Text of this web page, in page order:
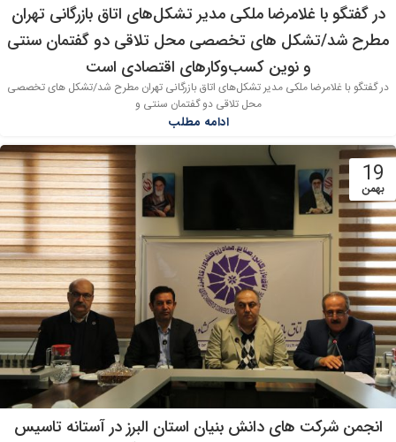
در گفتگو با غلامرضا ملکی مدیر تشکل‌های اتاق بازرگانی تهران
مطرح شد/تشکل های تخصصی محل تلاقی دو گفتمان سنتی
و نوین کسب‌وکارهای اقتصادی است
در گفتگو با غلامرضا ملکی مدیر تشکل‌های اتاق بازرگانی تهران مطرح شد/تشکل های تخصصی
محل تلاقی دو گفتمان سنتی و
ادامه مطلب
19
بهمن
انجمن شرکت های دانش بنیان استان البرز در آستانه تاسیس